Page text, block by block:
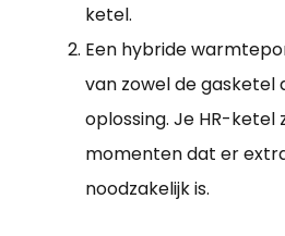
ketel.
Een hybride
van zowel de gasketel
oplossing. Je HR-ketel
momenten dat er
noodzakelijk is.